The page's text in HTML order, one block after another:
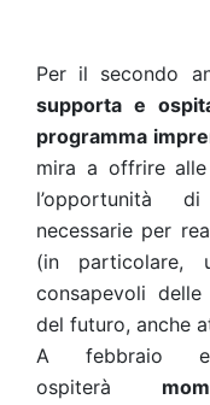
Per il secondo
supporta e
programma
mira a offrire
l’opportunità
necessarie per
(in particolare,
consapevoli
del futuro, anche
A febbraio
ospiterà